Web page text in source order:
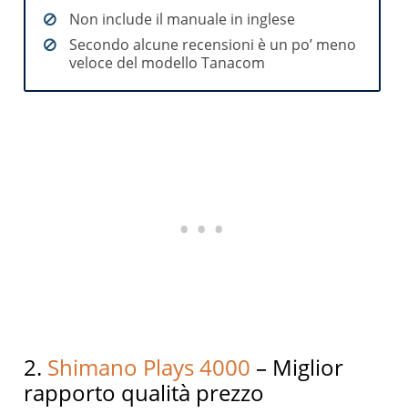
Non include il manuale in inglese
Secondo alcune recensioni è un po’ meno
veloce del modello Tanacom
2. Shimano Plays 4000 – Miglior
rapporto qualità prezzo